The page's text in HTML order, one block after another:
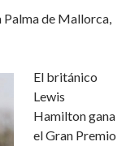
Palma de Mallorca,
El británico
Lewis
Hamilton gana
el Gran Premio